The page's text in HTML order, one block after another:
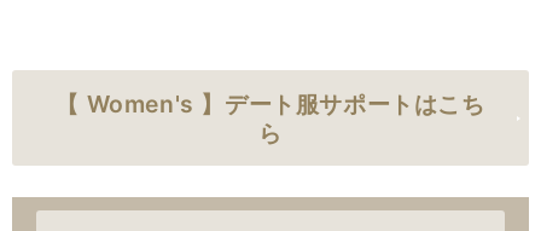
【 Women's 】デート服サポートはこち
ら